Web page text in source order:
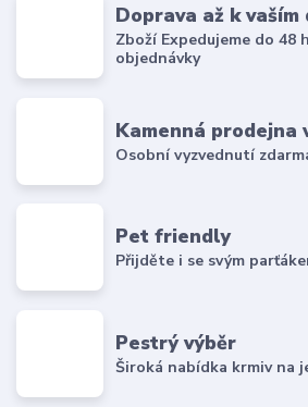
Doprava až k vaším
Zboží Expedujeme do
objednávky
Kamenná prodejna
Osobní vyzvednutí
Pet friendly
Přijděte i se svým
Pestrý výběr
Široká nabídka krmiv na